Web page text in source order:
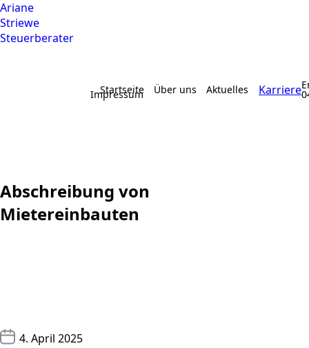
Ariane
Striewe
Steuerberater
Startseite Über uns Aktuelles Karriere
Impressum
Abschreibung von
Mietereinbauten
4. April 2025